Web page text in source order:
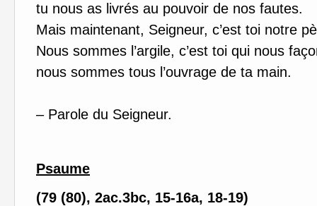
tu nous as livrés au pouvoir de nos fautes.
Mais maintenant, Seigneur, c’est toi notre
Nous sommes l’argile, c’est toi qui nous
nous sommes tous l’ouvrage de ta main.
– Parole du Seigneur.
Psaume
(79 (80), 2ac.3bc, 15-16a, 18-19)